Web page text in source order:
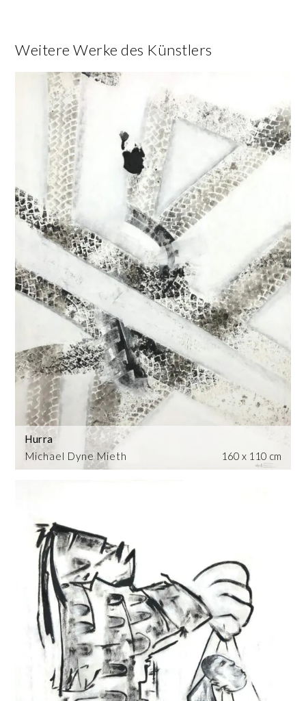
Weitere Werke des Künstlers
Michael Dyne Mieth
Hurra
160 x 110 cm